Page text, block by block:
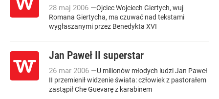
28 maj 2006 —Ojciec Wojciech Giertych, wuj
Romana Giertycha, ma czuwać nad tekstami
wygłaszanymi przez Benedykta XVI
Jan Paweł II superstar
26 mar 2006 —U milionów młodych ludzi Jan Paweł
II przemienił widzenie świata: człowiek z pastorałem
zastąpił Che Guevarę z karabinem